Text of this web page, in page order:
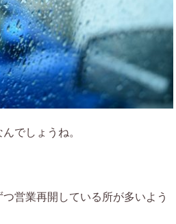
でしょうね。
営業再開している所が多いよう